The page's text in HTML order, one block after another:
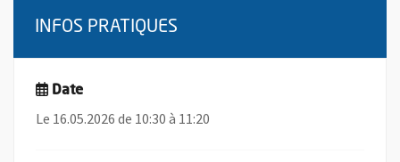
INFOS PRATIQUES
Date
Le 16.05.2026 de 10:30 à 11:20